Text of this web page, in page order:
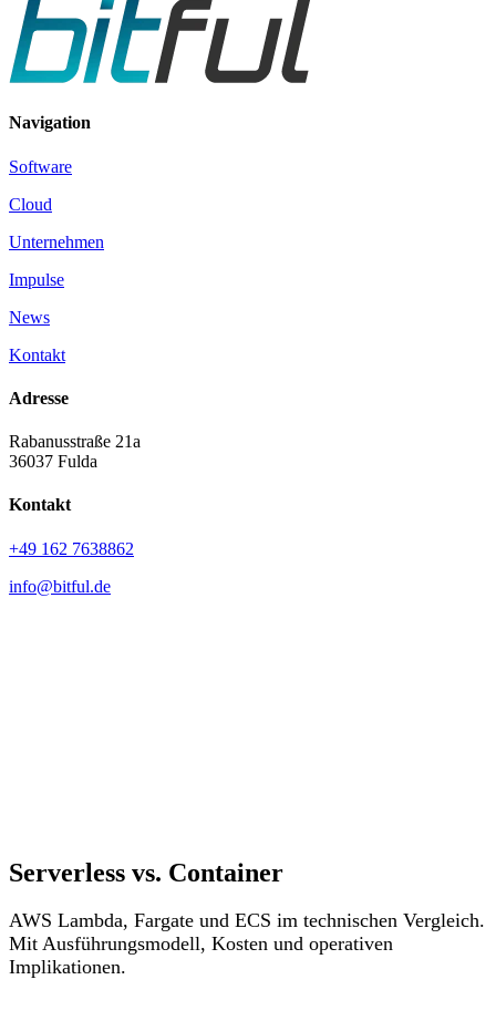
Navigation
Software
Cloud
Unternehmen
Impulse
News
Kontakt
Adresse
Rabanusstraße 21a
36037 Fulda
Kontakt
+49 162 7638862
info@bitful.de
Serverless vs. Container
AWS Lambda, Fargate und ECS im technischen Vergleich.
Mit Ausführungsmodell, Kosten und operativen
Implikationen.